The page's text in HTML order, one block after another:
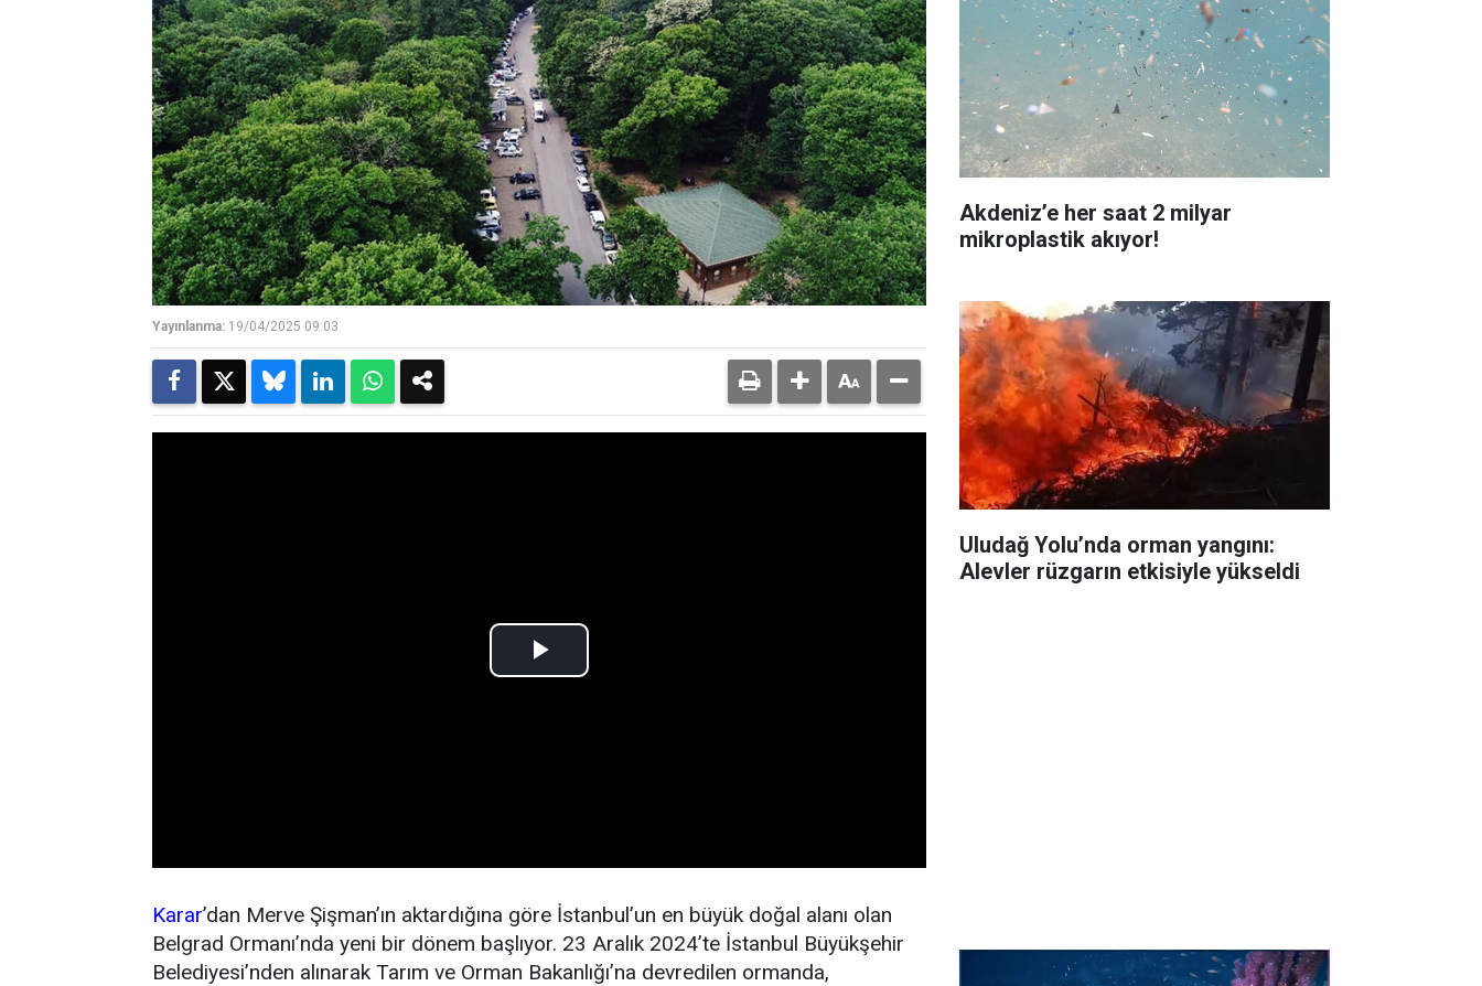
Yayınlanma: 19/04/2025 09:03
Karar’dan Merve Şişman’ın aktardığına göre İstanbul’un en büyük doğal alanı olan
Belgrad Ormanı’nda yeni bir dönem başlıyor. 23 Aralık 2024’te İstanbul Büyükşehir
Belediyesi’nden alınarak Tarım ve Orman Bakanlığı’na devredilen ormanda,
Akdeniz’e her saat 2 milyar
mikroplastik akıyor!
Uludağ Yolu’nda orman yangını:
Alevler rüzgarın etkisiyle yükseldi